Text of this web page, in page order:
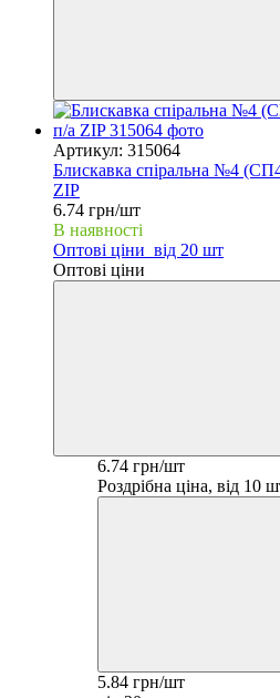
Артикул: 315064
Блискавка спіральна №4
ZIP
6.74 грн/шт
В наявності
Оптові ціни від 20 шт
Оптові ціни
6.74 грн/шт
Роздрібна ціна, від 10
5.84 грн/шт